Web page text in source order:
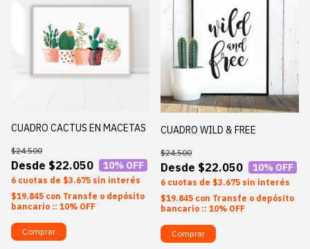
CUADRO CACTUS EN MACETAS
$22.050
$24.500
10% OFF
6 $3.675 sin interés
$19.845 con Transfe o depósito
bancario :: 10% OFF
Comprar
CUADRO WILD & FREE
$22.050
$24.500
10% OFF
6 $3.675 sin interés
$19.845 con Transfe o depósito
bancario :: 10% OFF
Comprar